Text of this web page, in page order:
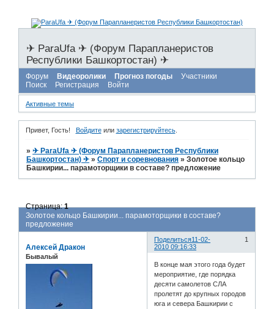
✈ ParaUfa ✈ (Форум Парапланеристов
Республики Башкортостан) ✈
Форум Видеоролики Прогноз погоды
Участники
Поиск
Регистрация Войти
Активные темы
Привет, Гость! Войдитеили зарегистрируйтесь.
»✈ ParaUfa ✈ (Форум Парапланеристов Республики
Башкортостан) ✈ »Спорт и соревнования »Золотое кольцо
Башкирии... парамоторщики в составе? предложение
Золотое кольцо Башкирии... парамоторщики в составе?
предложение
Страница:1
Поделиться 1
11-02-
2010 09:16:33
Алексей Дракон
Бывалый
В конце мая этого года будет
мероприятие, где порядка
десяти самолетов СЛА
пролетят до крупных городов
юга и севера Башкирии с